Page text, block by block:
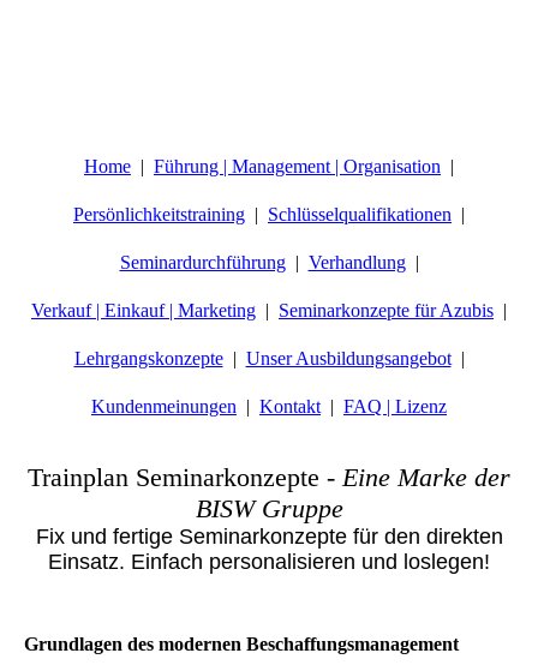
Home Führung | Management | Organisation
Persönlichkeitstraining Schlüsselqualifikationen
Seminardurchführung Verhandlung
Verkauf | Einkauf | Marketing Seminarkonzepte für Azubis
Lehrgangskonzepte Unser Ausbildungsangebot
Kundenmeinungen Kontakt FAQ | Lizenz
Trainplan Seminarkonzepte - Eine Marke der
BISW Gruppe
Fix und fertige Seminarkonzepte für den direkten
Einsatz. Einfach personalisieren und loslegen!
Grundlagen des modernen Beschaffungsmanagement